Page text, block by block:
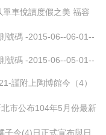
車悅讀度假之美 福容
號碼 -2015-06--06-01--
號碼 -2015-06--05-01--
謹附上陶博館今（4）
市公布104年5月份最新
今(4)日正式宣布與日